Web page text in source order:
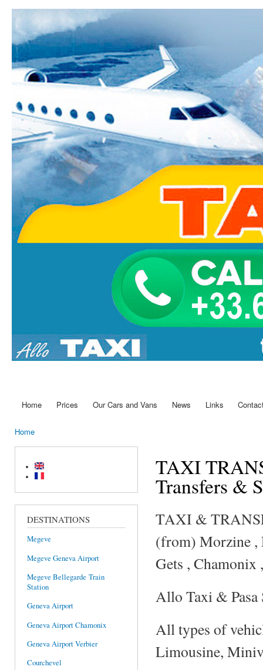
Taxi-
Transfer.fr
Main menu
Home Prices Our Cars and Vans News Links
Home
DESTINATIONS
Megeve
Megeve Geneva Airport
Megeve Bellegarde Train
Station
Geneva Airport
Geneva Airport Chamonix
Geneva Airport Verbier
Courchevel
TAXI
Transfers &
TAXI &
(from) Morzine ,
Gets , Chamonix
Allo Taxi & Pasa
All types of
Limousine,